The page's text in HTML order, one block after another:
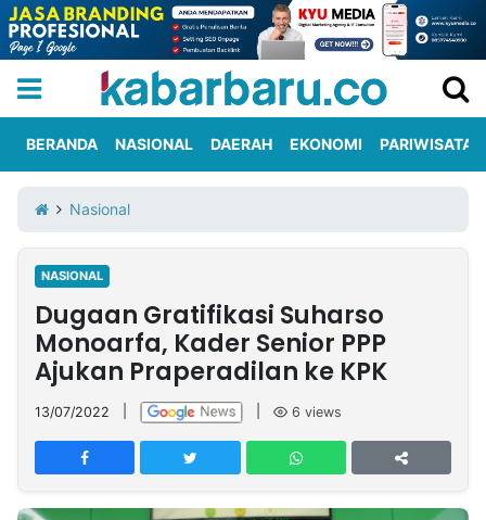
Iklan
Berita
Kami
Nasional
International
Olahraga
Entertainment
Daerah
Pariwisata
Kuliner
Kolom
Network
PT
TREETAN
INDONESIA
BERANDA NASIONAL DAERAH EKONOMI PARIWISATA
Nasional
NASIONAL
Dugaan Gratifikasi Suharso
Monoarfa, Kader Senior PPP
Ajukan Praperadilan ke KPK
13/07/2022 6 views